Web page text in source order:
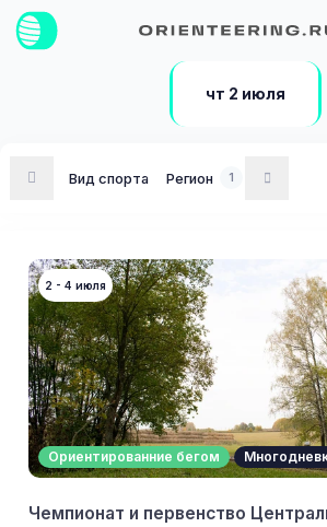
чт 2 июля
Вид спорта Регион 1
2 - 4 июля
Ориентированние бегом
Чемпионат и первенство